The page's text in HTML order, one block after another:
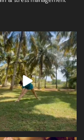
da samo radim 😅
Kad se dokopam...
29 2